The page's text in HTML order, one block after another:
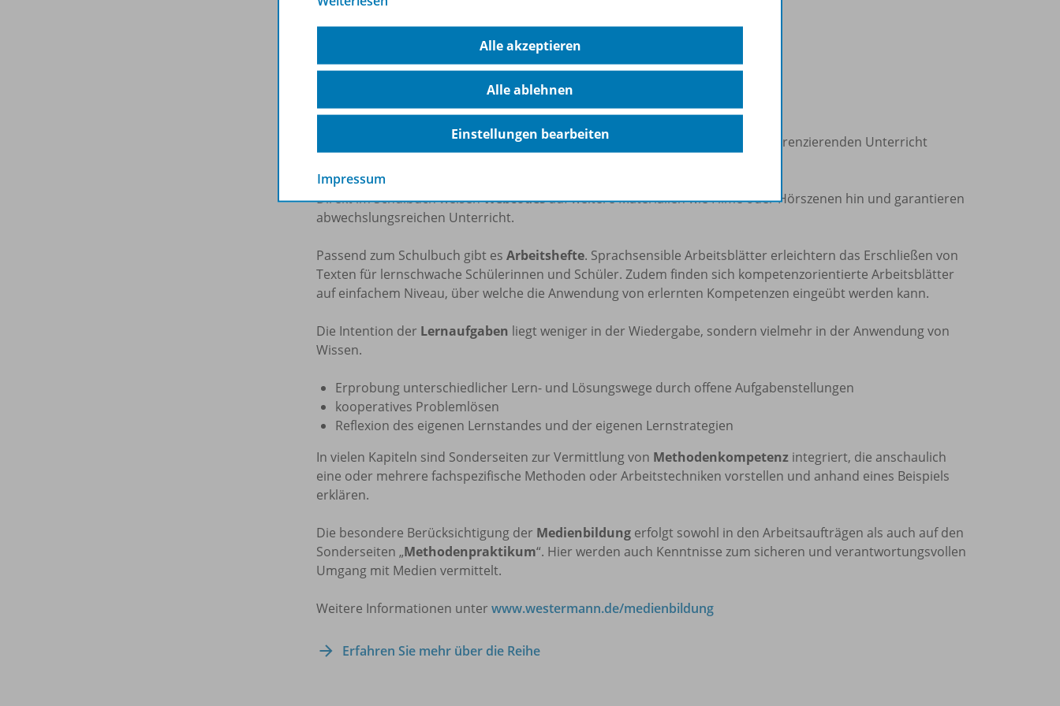
Motivierend und abwechslungsreich unterrichten
Dasneue Layoutist lesefreundlich, frisch, modern und schülergerecht.
Für viele Aufgaben finden sichHilfestellungenzur Bearbeitung.
Wahlaufgaben und Zusatzaufgabenwerden Angebote für binnendifferenzierenden Unterricht
Direkt im Schulbuch weisenWebcodesauf weitere Materialien wie Filme oder Hörszenen hin und garantieren
abwechslungsreichen Unterricht.
Passend zum Schulbuch gibt es Arbeitshefte. Sprachsensible Arbeitsblätter erleichtern das Erschließen von
Texten für lernschwache Schülerinnen und Schüler. Zudem finden sich kompetenzorientierte Arbeitsblätter
auf einfachem Niveau, über welche die Anwendung von erlernten Kompetenzen eingeübt werden kann.
Die Intention der Lernaufgaben liegt weniger in der Wiedergabe, sondern vielmehr in der Anwendung von
Wissen.
Erprobung unterschiedlicher Lern- und Lösungswege durch offene Aufgabenstellungen
kooperatives Problemlösen
Reflexion des eigenen Lernstandes und der eigenen Lernstrategien
In vielen Kapiteln sind Sonderseiten zur Vermittlung von Methodenkompetenz integriert, die anschaulich
eine oder mehrere fachspezifische Methoden oder Arbeitstechniken vorstellen und anhand eines Beispiels
erklären.
Die besondere Berücksichtigung der Medienbildung erfolgt sowohl in den Arbeitsaufträgen als auch auf den
Sonderseiten „Methodenpraktikum“. Hier werden auch Kenntnisse zum sicheren und verantwortungsvollen
Umgang mit Medien vermittelt.
Weitere Informationen unter www.westermann.de/medienbildung
Erfahren Sie mehr über die Reihe
Alle akzeptieren
Alle ablehnen
Einstellungen bearbeiten
Impressum